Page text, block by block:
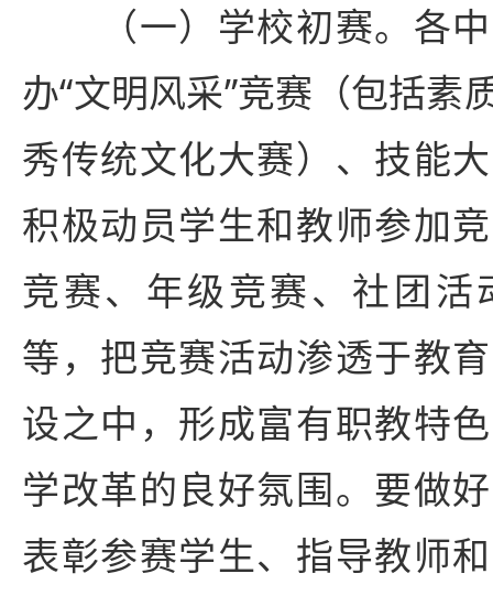
（一）学校初赛。各中
办“文明风采”竞赛（包括素
秀传统文化大赛）、技能
积极动员学生和教师参加
竞赛、年级竞赛、社团活
等，把竞赛活动渗透于教
设之中，形成富有职教特
学改革的良好氛围。要做
表彰参赛学生、指导教师